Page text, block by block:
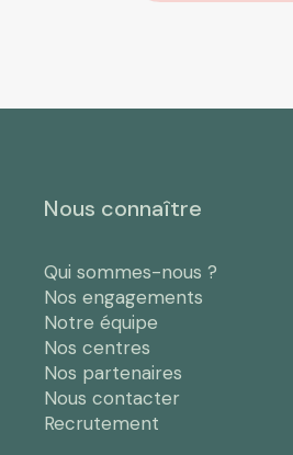
Nous connaître
Qui sommes-nous ?
Nos engagements
Notre équipe
Nos centres
Nos partenaires
Nous contacter
Recrutement